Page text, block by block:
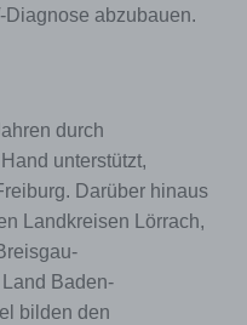
abzubauen.
durch
unterstützt,
Darüber hinaus
Landkreisen Lörrach,
Baden-
bilden den